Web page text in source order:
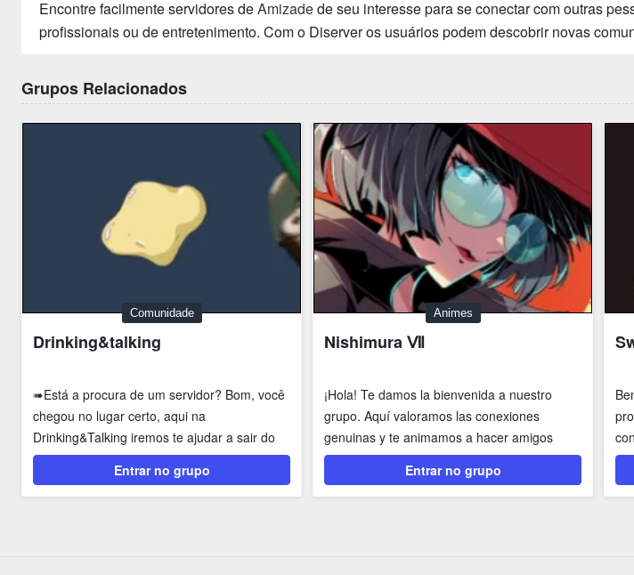
Encontre facilmente servidores deAmizadede seu interesse para se conectar com outras
profissionais ou de entretenimento. Com o Diserver os usuários podem descobrir novas
Grupos Relacionados
Comunidade
Drinking&talking
➠Está a procura de um servidor? Bom, você
chegou no lugar certo, aqui na
Drinking&Talking iremos te ajudar a sair do
tédio (ou...
Entrar no grupo
Animes
Nishimura Ⅶ
¡Hola! Te damos la bienvenida a nuestro
grupo. Aquí valoramos las conexiones
genuinas y te animamos a hacer amigos
dentro de la comunidad....
Entrar no grupo
é